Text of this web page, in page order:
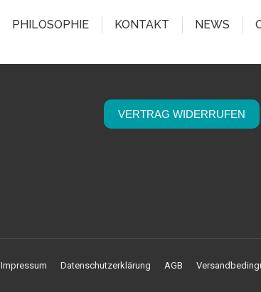
PHILOSOPHIE KONTAKT NEWS
VERTRAG WIDERRUFEN
Impressum Datenschutzerklärung AGB